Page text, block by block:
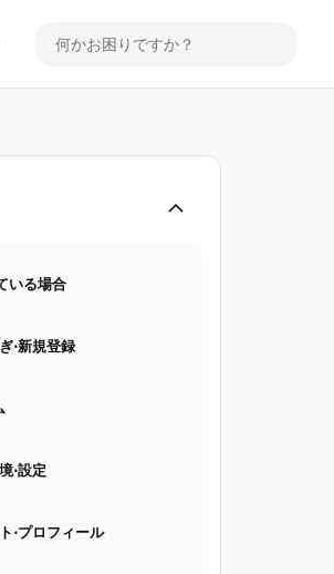
いる場合
⋅新規登録
⋅設定
⋅プロフィール